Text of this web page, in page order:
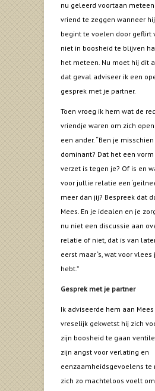
nu geleerd voortaan
vriend te zeggen wanneer
begint te voelen door geflirt
niet in boosheid te blijven
het meteen. Nu moet hij dit
dat geval adviseer ik een
gesprek met je partner.
Toen vroeg ik hem wat de
vriendje waren om zich
een ander. “Ben je
dominant? Dat het een
verzet is tegen je? Of is en
voor jullie relatie een
meer dan jij? Bespreek dat
Mees. En je idealen en je
nu niet een discussie aan
relatie of niet, dat is van
eerst maar ‘s, wat voor
hebt.”
Gesprek met je partner
Ik adviseerde hem aan
vreselijk gekwetst hij zich
zijn boosheid te gaan
zijn angst voor verlating en
eenzaamheidsgevoelens te
zich zo machteloos voelt